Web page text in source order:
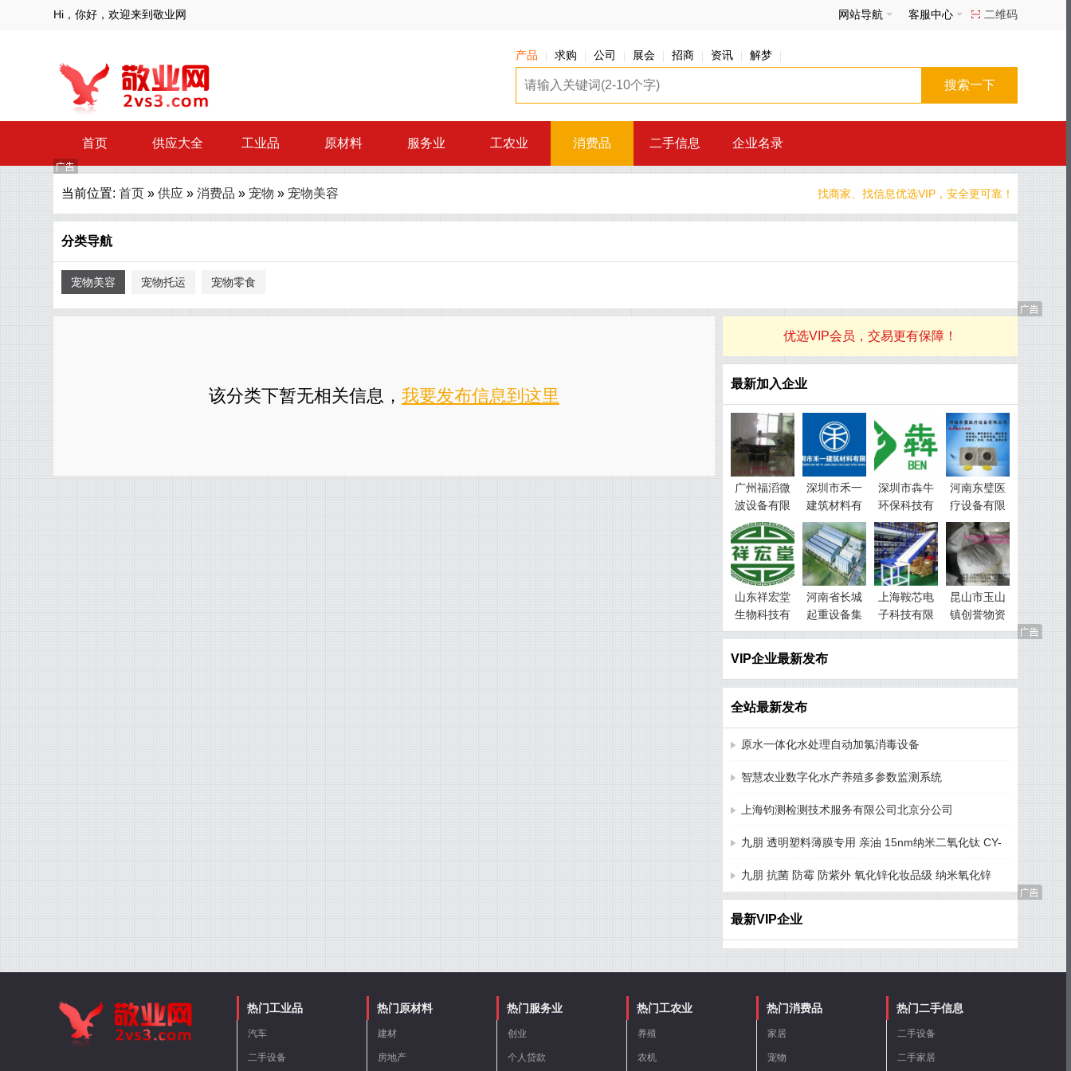
Hi，你好，欢迎来到敬业网 二维码
客服中心
网站导航
产品 求购 公司 展会 招商 资讯 解梦
首页 供应大全 工业品 原材料 服务业 工农业 消费品 二手信息 企业名录
当前位置: 首页 » 供应 » 消费品 » 宠物 » 宠物美容 找商家、找信息优选VIP，安全更可靠！
分类导航
宠物美容 宠物托运 宠物零食
该分类下暂无相关信息， 我要发布信息到这里
优选VIP会员，交易更有保障！
最新加入企业
广州福滔微
波设备有限
公司
深圳市禾一
建筑材料有
限公司
深圳市犇牛
环保科技有
限公司
河南东璧医
疗设备有限
公司
山东祥宏堂
生物科技有
限公司
河南省长城
起重设备集
团有限公司
上海鞍芯电
子科技有限
公司
昆山市玉山
镇创誉物资
回收经营部
VIP企业最新发布
全站最新发布
原水一体化水处理自动加氯消毒设备
智慧农业数字化水产养殖多参数监测系统
上海钧测检测技术服务有限公司北京分公司
九朋 透明塑料薄膜专用 亲油 15nm纳米二氧化钛 CY-
T15ST
九朋 抗菌 防霉 防紫外 氧化锌化妆品级 纳米氧化锌
最新VIP企业
热门工业品
汽车
二手设备
热门原材料
建材
房地产
热门服务业
创业
个人贷款
热门工农业
养殖
农机
热门消费品
家居
宠物
热门二手信息
二手设备
二手家居